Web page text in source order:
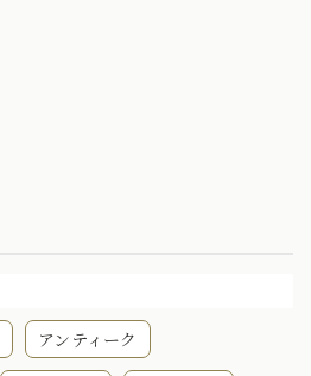
アンティーク